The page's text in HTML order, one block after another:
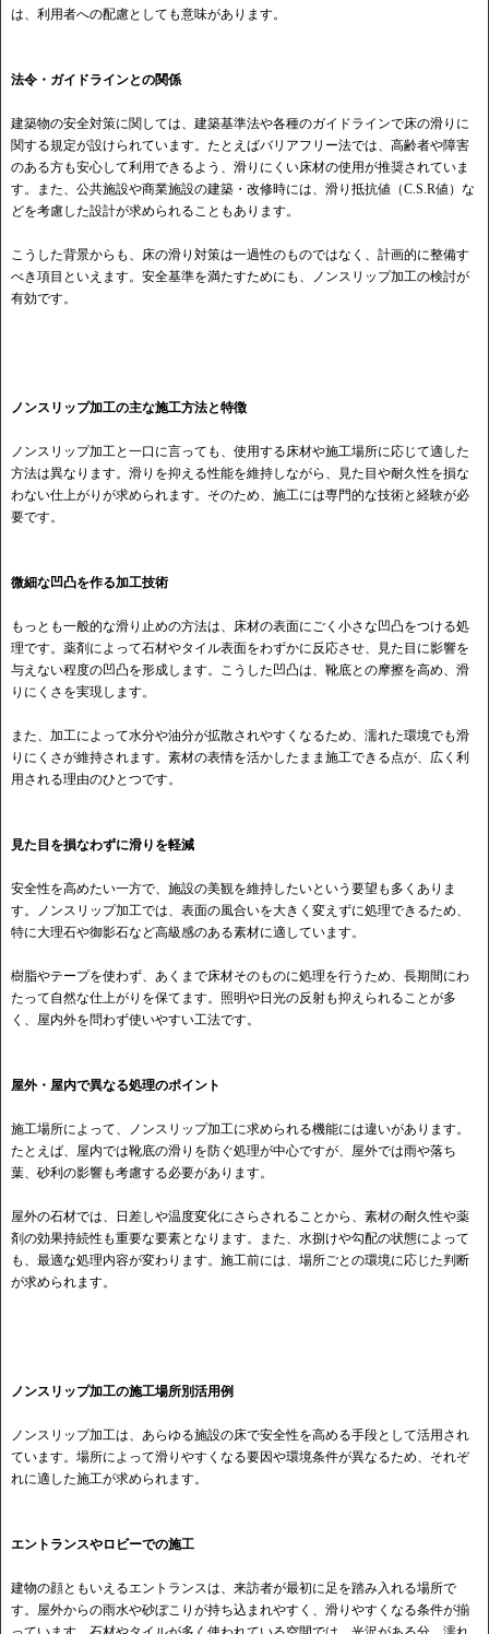
は、利用者への配慮としても意味があります。
法令・ガイドラインとの関係
建築物の安全対策に関しては、建築基準法や各種のガイドラインで床の滑りに
関する規定が設けられています。たとえばバリアフリー法では、高齢者や障害
のある方も安心して利用できるよう、滑りにくい床材の使用が推奨されていま
す。また、公共施設や商業施設の建築・改修時には、滑り抵抗値（C.S.R値）な
どを考慮した設計が求められることもあります。
こうした背景からも、床の滑り対策は一過性のものではなく、計画的に整備す
べき項目といえます。安全基準を満たすためにも、ノンスリップ加工の検討が
有効です。
ノンスリップ加工の主な施工方法と特徴
ノンスリップ加工と一口に言っても、使用する床材や施工場所に応じて適した
方法は異なります。滑りを抑える性能を維持しながら、見た目や耐久性を損な
わない仕上がりが求められます。そのため、施工には専門的な技術と経験が必
要です。
微細な凹凸を作る加工技術
もっとも一般的な滑り止めの方法は、床材の表面にごく小さな凹凸をつける処
理です。薬剤によって石材やタイル表面をわずかに反応させ、見た目に影響を
与えない程度の凹凸を形成します。こうした凹凸は、靴底との摩擦を高め、滑
りにくさを実現します。
また、加工によって水分や油分が拡散されやすくなるため、濡れた環境でも滑
りにくさが維持されます。素材の表情を活かしたまま施工できる点が、広く利
用される理由のひとつです。
見た目を損なわずに滑りを軽減
安全性を高めたい一方で、施設の美観を維持したいという要望も多くありま
す。ノンスリップ加工では、表面の風合いを大きく変えずに処理できるため、
特に大理石や御影石など高級感のある素材に適しています。
樹脂やテープを使わず、あくまで床材そのものに処理を行うため、長期間にわ
たって自然な仕上がりを保てます。照明や日光の反射も抑えられることが多
く、屋内外を問わず使いやすい工法です。
屋外・屋内で異なる処理のポイント
施工場所によって、ノンスリップ加工に求められる機能には違いがあります。
たとえば、屋内では靴底の滑りを防ぐ処理が中心ですが、屋外では雨や落ち
葉、砂利の影響も考慮する必要があります。
屋外の石材では、日差しや温度変化にさらされることから、素材の耐久性や薬
剤の効果持続性も重要な要素となります。また、水捌けや勾配の状態によって
も、最適な処理内容が変わります。施工前には、場所ごとの環境に応じた判断
が求められます。
ノンスリップ加工の施工場所別活用例
ノンスリップ加工は、あらゆる施設の床で安全性を高める手段として活用され
ています。場所によって滑りやすくなる要因や環境条件が異なるため、それぞ
れに適した施工が求められます。
エントランスやロビーでの施工
建物の顔ともいえるエントランスは、来訪者が最初に足を踏み入れる場所で
す。屋外からの雨水や砂ぼこりが持ち込まれやすく、滑りやすくなる条件が揃